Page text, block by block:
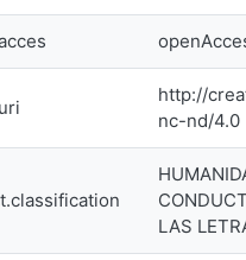
http://
nc-nd/4.0
LAS